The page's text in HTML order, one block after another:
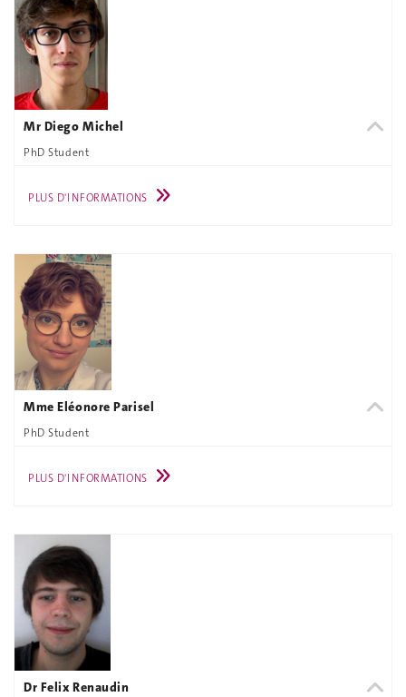
Mr Diego Michel
PhD Student
PLUS D'INFORMATIONS
Mme Eléonore Parisel
PhD Student
PLUS D'INFORMATIONS
Dr Felix Renaudin